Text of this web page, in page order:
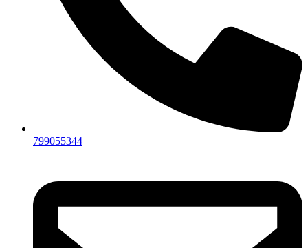
799055344